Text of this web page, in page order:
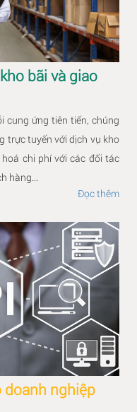
bãi và giao
cung ứng tiên tiến, chúng
trực tuyến với dịch vụ kho
chi phí với các đối tác
hàng...
Đọc thêm
doanh nghiệp